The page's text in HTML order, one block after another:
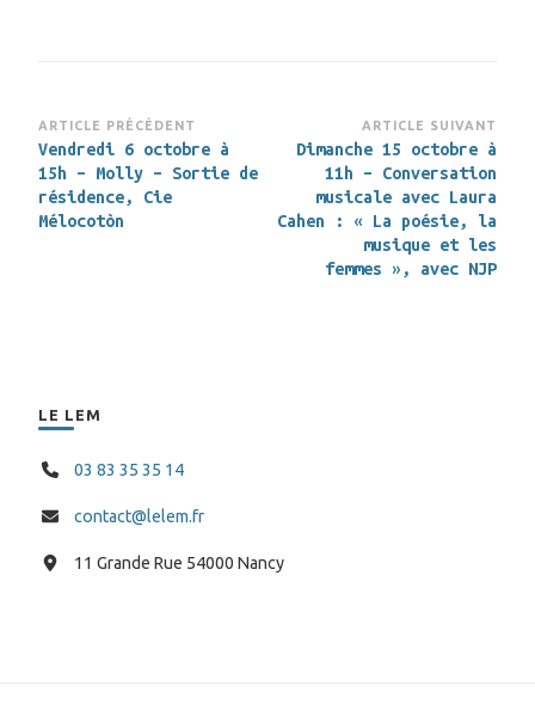
Navigation
d’article
ARTICLE PRÉCÉDENT
Vendredi 6 octobre à
15h – Molly – Sortie de
résidence, Cie
Mélocotòn
ARTICLE SUIVANT
Dimanche 15 octobre à
11h – Conversation
musicale avec Laura
Cahen : « La poésie, la
musique et les
femmes », avec NJP
LE LEM
03 83 35 35 14
contact@lelem.fr
11 Grande Rue 54000 Nancy